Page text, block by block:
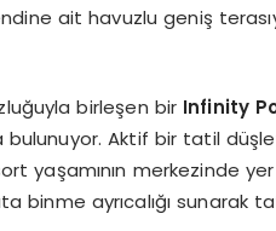
ait havuzlu geniş
birleşen bir Infinity
bulunuyor. Aktif bir tatil
yaşamının merkezinde
binme ayrıcalığı sunarak